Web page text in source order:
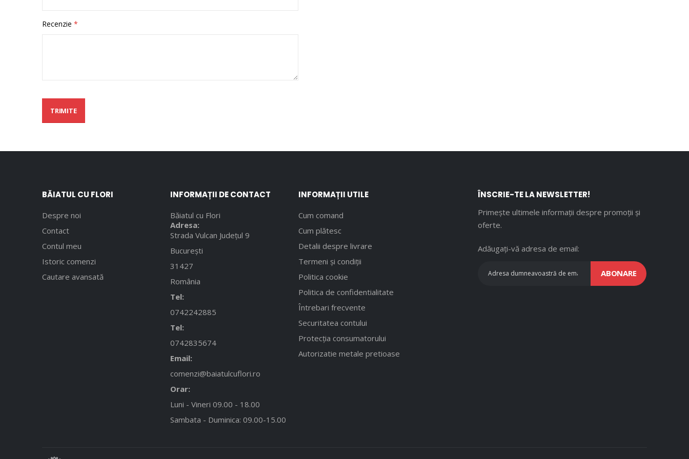
Recenzie
TRIMITE
BĂIATUL CU FLORI
Despre noi
Contact
Contul meu
Istoric comenzi
Cautare avansată
INFORMAȚII DE CONTACT
Băiatul cu Flori
Adresa:
Strada Vulcan Județul 9
București
31427
România
Tel:
0742242885
Tel:
0742835674
Email:
comenzi@baiatulcuflori.ro
Orar:
Luni - Vineri 09.00 - 18.00
Sambata - Duminica: 09.00-15.00
INFORMAȚII UTILE
Cum comand
Cum plătesc
Detalii despre livrare
Termeni și condiții
Politica cookie
Politica de confidentialitate
Întrebari frecvente
Securitatea contului
Protecția consumatorului
Autorizatie metale pretioase
ÎNSCRIE-TE LA NEWSLETTER!
Primește ultimele informații despre promoții și
oferte.
Adăugați-vă adresa de email:
ABONARE